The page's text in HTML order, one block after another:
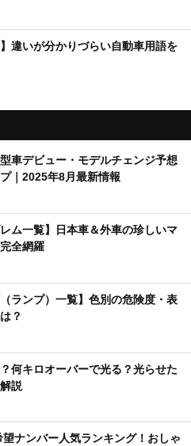
】違いが分かりづらい自動車用語を
型車デビュー・モデルチェンジ予想
｜2025年8月最新情報
レム一覧】日本車＆外車の珍しいマ
全網羅
（ランプ）一覧】色別の危険度・表
？
何キロオーバーで光る？光らせた
説
望ナンバー人気ランキング！おしゃ